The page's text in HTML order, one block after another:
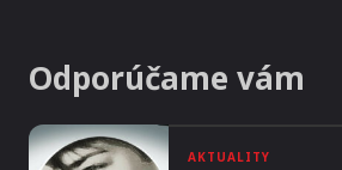
Odporúčame vám
AKTUALITY